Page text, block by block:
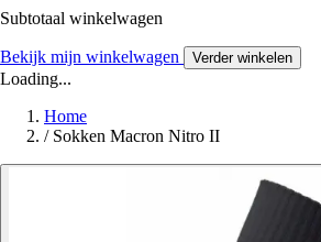
Subtotaal winkelwagen
Bekijk mijn winkelwagen Verder winkelen
Loading...
Home
/ Sokken Macron Nitro II